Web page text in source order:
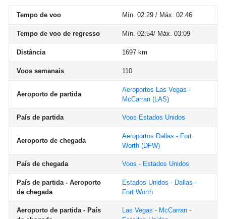
Tempo de voo Mín. 02:29 / Máx. 02:46
Tempo de voo de regresso Mín. 02:54/ Máx. 03:09
Distância 1697 km
Voos semanais 110
Aeroporto de partida
Aeroportos Las Vegas -
McCarran (LAS)
País de partida Voos Estados Unidos
Aeroporto de chegada
Aeroportos Dallas - Fort
Worth (DFW)
País de chegada Voos - Estados Unidos
País de partida - Aeroporto
de chegada
Estados Unidos - Dallas -
Fort Worth
Aeroporto de partida - País
Las Vegas - McCarran -